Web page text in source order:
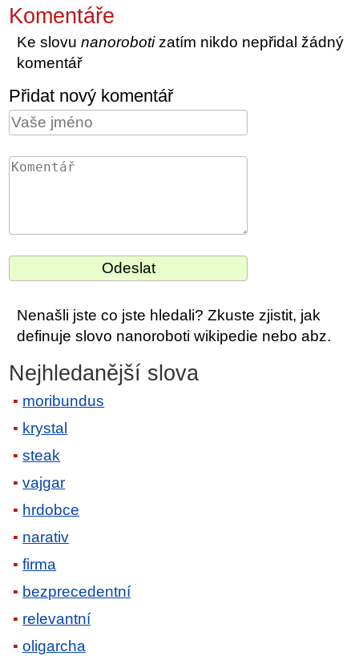
Komentáře
Ke slovunanorobotizatím nikdo nepřidal žádný
komentář
Přidat nový komentář
Nenašli jste co jste hledali? Zkuste zjistit, jak
definuje slovo nanoroboti wikipedie nebo abz.
Nejhledanější slova
moribundus
krystal
steak
vajgar
hrdobce
narativ
firma
bezprecedentní
relevantní
oligarcha